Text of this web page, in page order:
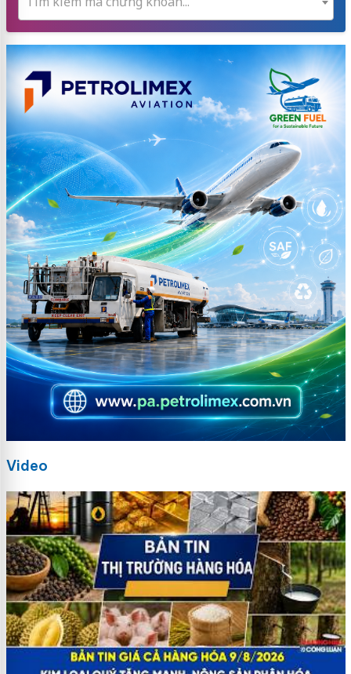
Video